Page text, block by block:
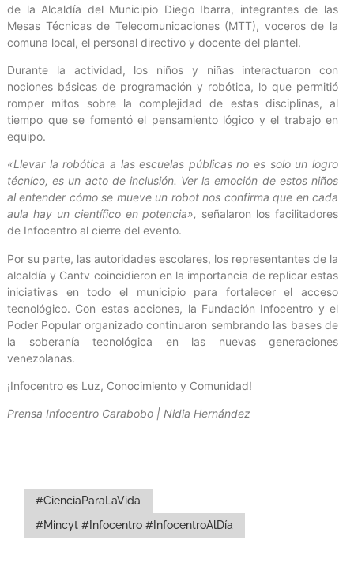
de la Alcaldía del Municipio Diego Ibarra, integrantes de las
Mesas Técnicas de Telecomunicaciones (MTT), voceros de la
comuna local, el personal directivo y docente del plantel.
Durante la actividad, los niños y niñas interactuaron con
nociones básicas de programación y robótica, lo que permitió
romper mitos sobre la complejidad de estas disciplinas, al
tiempo que se fomentó el pensamiento lógico y el trabajo en
equipo.
«Llevar la robótica a las escuelas públicas no es solo un logro
técnico, es un acto de inclusión. Ver la emoción de estos niños
al entender cómo se mueve un robot nos confirma que en cada
aula hay un científico en potencia», señalaron los facilitadores
de Infocentro al cierre del evento.
Por su parte, las autoridades escolares, los representantes de la
alcaldía y Cantv coincidieron en la importancia de replicar estas
iniciativas en todo el municipio para fortalecer el acceso
tecnológico. Con estas acciones, la Fundación Infocentro y el
Poder Popular organizado continuaron sembrando las bases de
la soberanía tecnológica en las nuevas generaciones
venezolanas.
¡Infocentro es Luz, Conocimiento y Comunidad!
Prensa Infocentro Carabobo | Nidia Hernández
#CienciaParaLaVida
#Mincyt #Infocentro #InfocentroAlDía